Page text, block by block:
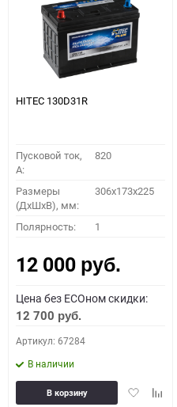
HITEC 130D31R
Пусковой ток,
A:
820
Размеры
(ДхШхВ), мм:
306x173x225
Полярность: 1
12 000 руб.
Цена без ECOном скидки:
12 700 руб.
Артикул: 67284
В наличии
Добавить
В корзину